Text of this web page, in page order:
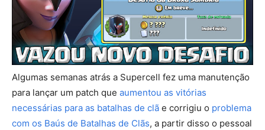
Algumas semanas atrás a Supercell fez uma manutenção
para lançar um patch que aumentou as vitórias
necessárias para as batalhas de clã e corrigiu o problema
com os Baús de Batalhas de Clãs, a partir disso o pessoal